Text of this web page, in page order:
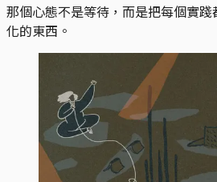
那個心態不是等待，而是把每個實
化的東西。